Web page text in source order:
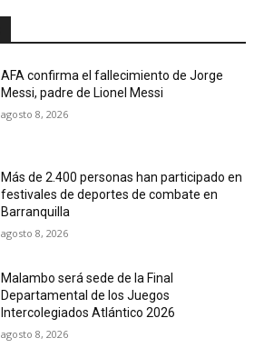
AFA confirma el fallecimiento de Jorge
Messi, padre de Lionel Messi
agosto 8, 2026
Más de 2.400 personas han participado en
festivales de deportes de combate en
Barranquilla
agosto 8, 2026
Malambo será sede de la Final
Departamental de los Juegos
Intercolegiados Atlántico 2026
agosto 8, 2026